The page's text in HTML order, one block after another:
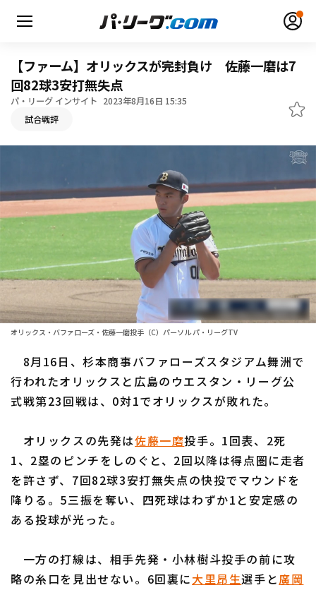
動画
日程・結果
順位表･成績
1軍公式戦
ファーム東地区
ファーム西地区
交流戦
選手名鑑
選手名鑑トップ
北海道日本ハムファイターズ
東北楽天ゴールデンイーグルス
千葉ロッテマリーンズ
オリックス・バファローズ
福岡ソフトバンクホークス
ニュース
設定
【ファーム】オリックスが完封負け 佐藤一磨は7
回82球3安打無失点
パ・リーグ インサイト 2023年8月16日 15:35
試合戦評
オリックス・バファローズ・佐藤一磨投手（C）パーソル パ・リーグTV
8月16日、杉本商事バファローズスタジアム舞洲で
行われたオリックスと広島のウエスタン・リーグ公
式戦第23回戦は、0対1でオリックスが敗れた。
オリックスの先発は佐藤一磨投手。1回表、2死
1、2塁のピンチをしのぐと、2回以降は得点圏に走者
を許さず、7回82球3安打無失点の快投でマウンドを
降りる。5三振を奪い、四死球はわずか1と安定感の
ある投球が光った。
一方の打線は、相手先発・小林樹斗投手の前に攻
略の糸口を見出せない。6回裏に大里昂生選手と廣岡